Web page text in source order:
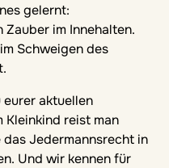
gelernt:
im Innehalten.
Schweigen des
aktuellen
Kleinkind reist man
Jedermannsrecht in
Und wir kennen für